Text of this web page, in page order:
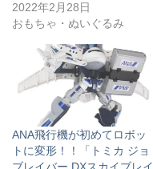
2022年2月28日
おもちゃ・ぬいぐるみ
ANA飛行機が初めてロボッ
トに変形！！「トミカ ジョ
ブレイバー DXスカイブレイ